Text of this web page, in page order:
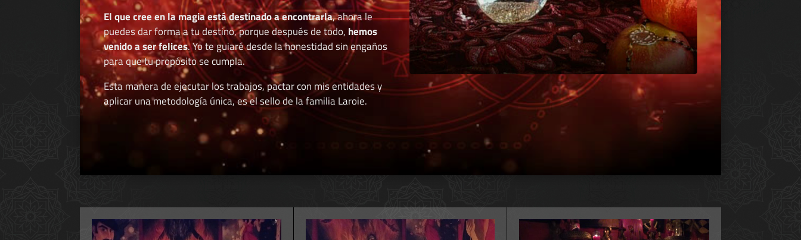
El que cree en la magia está destinado a encontrarla, ahora le
puedes dar forma a tu destino, porque después de todo, hemos
venido a ser felices. Yo te guiaré desde la honestidad sin engaños
para que tu propósito se cumpla.
Esta manera de ejecutar los trabajos, pactar con mis entidades y
aplicar una metodología única, es el sello de la familia Laroie.